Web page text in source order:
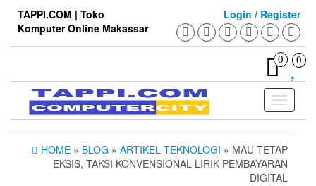
content
TAPPI.COM | Toko
Komputer Online Makassar
Login / Register
0 0
Toggle
HOME » BLOG » ARTIKEL TEKNOLOGI » MAU TETAP
EKSIS, TAKSI KONVENSIONAL LIRIK PEMBAYARAN
DIGITAL